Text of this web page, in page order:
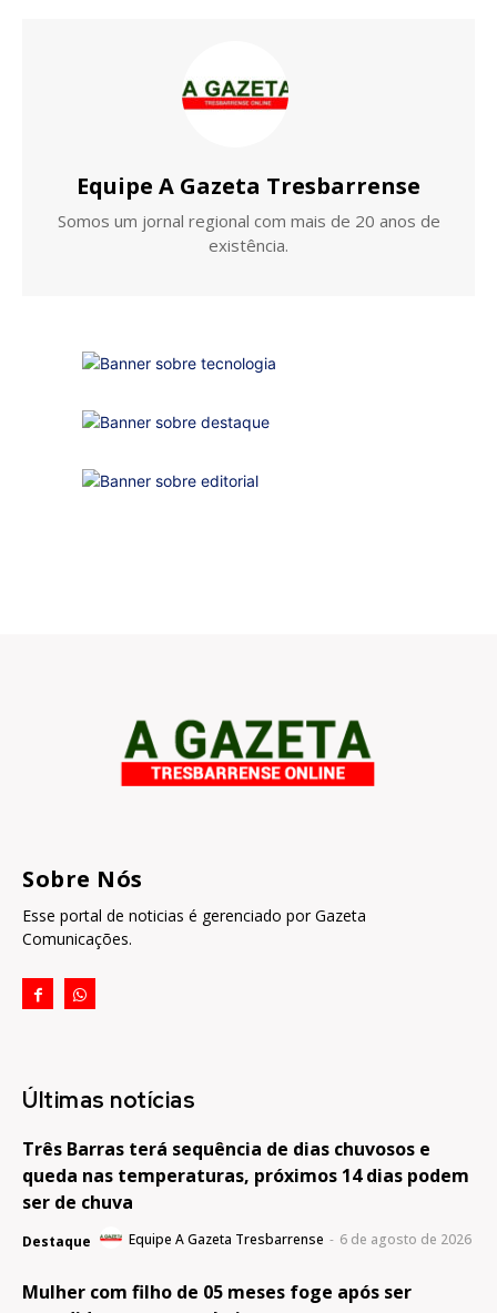
Equipe A Gazeta Tresbarrense
Somos um jornal regional com mais de 20 anos de
existência.
Sobre Nós
Esse portal de noticias é gerenciado por Gazeta
Comunicações.
Últimas notícias
Três Barras terá sequência de dias chuvosos e
queda nas temperaturas, próximos 14 dias podem
ser de chuva
Destaque Equipe A Gazeta Tresbarrense - 6 de agosto de 2026
Mulher com filho de 05 meses foge após ser